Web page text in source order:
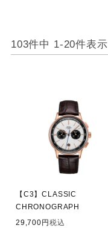
103件中 1-20件表示
【C3】CLASSIC
CHRONOGRAPH
29,700
税込